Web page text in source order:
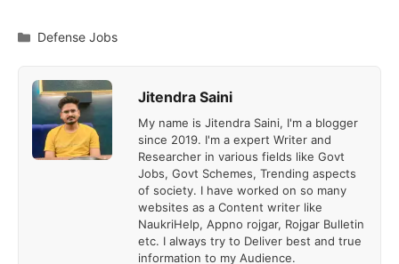
Categories
Defense Jobs
Jitendra Saini
My name is Jitendra Saini, I'm a blogger
since 2019. I'm a expert Writer and
Researcher in various fields like Govt
Jobs, Govt Schemes, Trending aspects
of society. I have worked on so many
websites as a Content writer like
NaukriHelp, Appno rojgar, Rojgar Bulletin
etc. I always try to Deliver best and true
information to my Audience.